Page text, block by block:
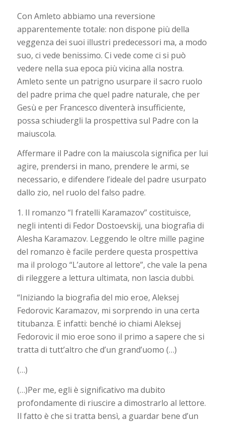
Con Amleto abbiamo una reversione
apparentemente totale: non dispone più della
veggenza dei suoi illustri predecessori ma, a modo
suo, ci vede benissimo. Ci vede come ci si può
vedere nella sua epoca più vicina alla nostra.
Amleto sente un patrigno usurpare il sacro ruolo
del padre prima che quel padre naturale, che per
Gesù e per Francesco diventerà insufficiente,
possa schiudergli la prospettiva sul Padre con la
maiuscola.
Affermare il Padre con la maiuscola significa per lui
agire, prendersi in mano, prendere le armi, se
necessario, e difendere l’ideale del padre usurpato
dallo zio, nel ruolo del falso padre.
1. Il romanzo “I fratelli Karamazov” costituisce,
negli intenti di Fedor Dostoevskij, una biografia di
Alesha Karamazov. Leggendo le oltre mille pagine
del romanzo è facile perdere questa prospettiva
ma il prologo “L’autore al lettore”, che vale la pena
di rileggere a lettura ultimata, non lascia dubbi.
“Iniziando la biografia del mio eroe, Aleksej
Fedorovic Karamazov, mi sorprendo in una certa
titubanza. E infatti: benché io chiami Aleksej
Fedorovic il mio eroe sono il primo a sapere che si
tratta di tutt’altro che d’un grand’uomo (…)
(…)
(…)Per me, egli è significativo ma dubito
profondamente di riuscire a dimostrarlo al lettore.
Il fatto è che si tratta bensì, a guardar bene d’un